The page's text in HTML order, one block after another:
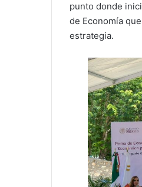
punto donde
de Economía
estrategia.